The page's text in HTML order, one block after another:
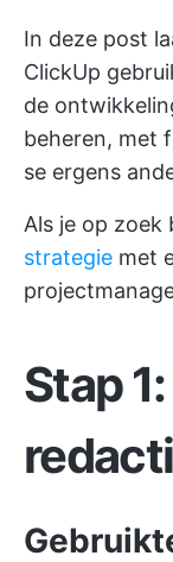
In deze post
ClickUp
de
beheren, met
se ergens
Als je op zoek
strategie met
Stap